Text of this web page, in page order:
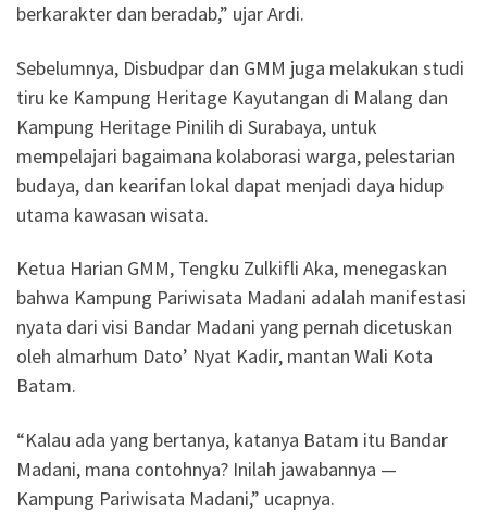
berkarakter dan beradab,” ujar Ardi.
Sebelumnya, Disbudpar dan GMM juga melakukan studi
tiru ke Kampung Heritage Kayutangan di Malang dan
Kampung Heritage Pinilih di Surabaya, untuk
mempelajari bagaimana kolaborasi warga, pelestarian
budaya, dan kearifan lokal dapat menjadi daya hidup
utama kawasan wisata.
Ketua Harian GMM, Tengku Zulkifli Aka, menegaskan
bahwa Kampung Pariwisata Madani adalah manifestasi
nyata dari visi Bandar Madani yang pernah dicetuskan
oleh almarhum Dato’ Nyat Kadir, mantan Wali Kota
Batam.
“Kalau ada yang bertanya, katanya Batam itu Bandar
Madani, mana contohnya? Inilah jawabannya —
Kampung Pariwisata Madani,” ucapnya.